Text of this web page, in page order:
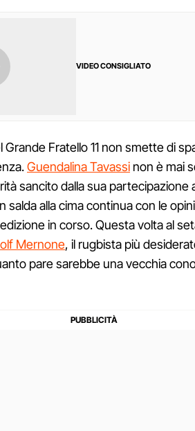
VIDEO CONSIGLIATO
Grande Fratello 11 non smette di
Guendalina Tavassi non è mai
sancito dalla sua partecipazione
alla cima continua con le
in corso. Questa volta al
Mernone, il rugbista più
pare sarebbe una vecchia